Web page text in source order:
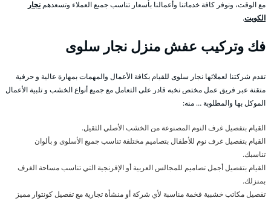
مع الوقت، ونوفر كافة خدماتنا وأعمالنا بأسعار تناسب جميع العملاء وتسعدهم نجار
الكويت.
فك وتركيب عفش منزل نجار سلوى
تقدم شركتنا لعملائها نجار سلوى للقيام بكافة الأعمال والمهمات بمهارة عالية و حرفية
متقنة عبر فريق عمل مختص نخبه قادر على التعامل مع جميع أنواع الخشب و تلبية الأعمال
الموكل بها والمطلوبة … منه:
القيام بتفصيل غرف النوم المصنوعة من الخشب الأصلي الثقيل.
القيام بتفصيل غرف نوم للأطفال بتصاميم مختلفة تناسب جميع الأسلوى و بألوان
تناسبك.
القيام بتفصيل أجمل تصاميم للمجالس العربية أو الإفرنجية التي تناسب مساحة الغرف
بمنزلك.
تفصيل مكاتب خشبية فخمة مناسبة لأي شركة أو منشأة تجارية مع تفصيل كونتوار مميز